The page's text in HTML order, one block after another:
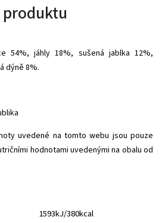
54%, jáhly 18%, sušená jablka 12%,
dýně 8%.
uvedené na tomto webu jsou pouze
hodnotami uvedenými na obalu od
1593kJ/380kcal